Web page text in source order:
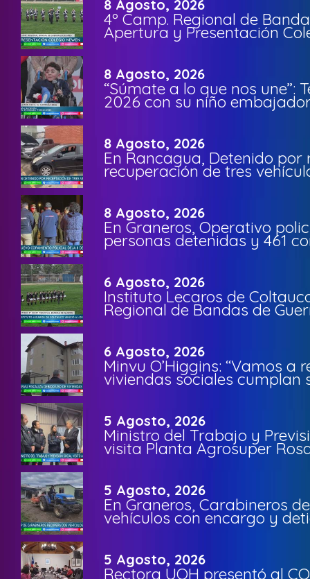
8 Agosto, 2026
4º Camp. Regional de
Apertura y Presentación
8 Agosto, 2026
“Súmate a lo que nos une”:
2026 con su niño
8 Agosto, 2026
En Rancagua, Detenido por
recuperación de tres
8 Agosto, 2026
En Graneros, Operativo
personas detenidas y 461
6 Agosto, 2026
Instituto Lecaros de
Regional de Bandas de
6 Agosto, 2026
Minvu O’Higgins: “Vamos a
viviendas sociales cumplan
5 Agosto, 2026
Ministro del Trabajo y
visita Planta Agrosuper
5 Agosto, 2026
En Graneros, Carabineros
vehículos con encargo y
5 Agosto, 2026
Rectora UOH presentó al